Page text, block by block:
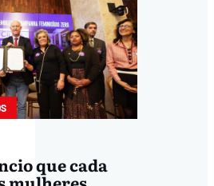
que cada